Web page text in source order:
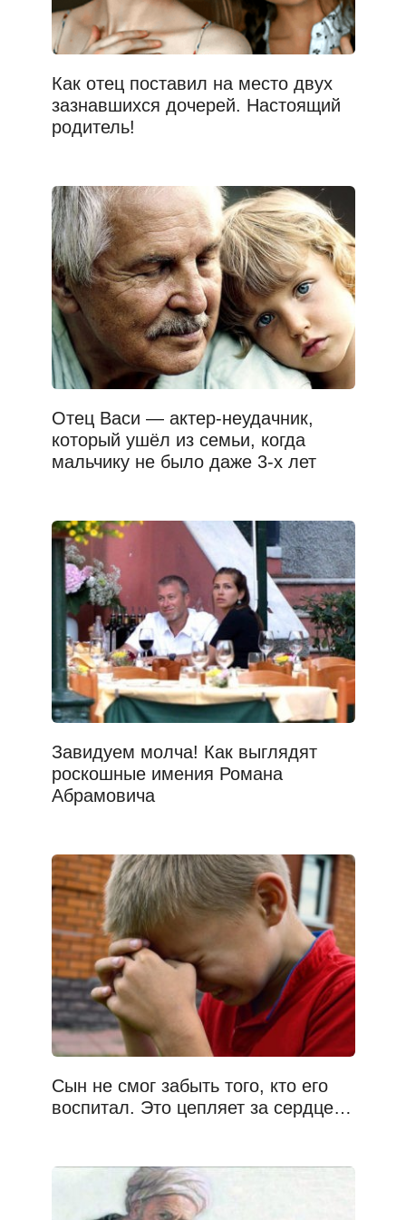
Как отец поставил на место двух
зазнавшихся дочерей. Настоящий
родитель!
Отец Васи — актер-неудачник,
который ушёл из семьи, когда
мальчику не было даже 3-х лет
Завидуем молча! Как выглядят
роскошные имения Романа
Абрамовича
Сын не смог забыть того, кто его
воспитал. Это цепляет за сердце…